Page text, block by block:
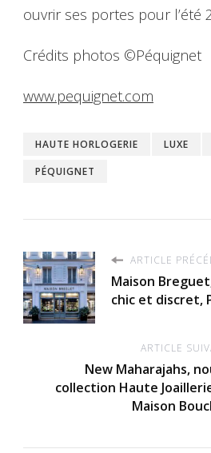
ouvrir ses portes pour l’été
Crédits photos ©Péquignet
www.pequignet.com
HAUTE HORLOGERIE LUXE
PÉQUIGNET
ARTICLE
Maison
chic et discret,
ARTICLE
New Maharajahs,
collection Haute
Maison